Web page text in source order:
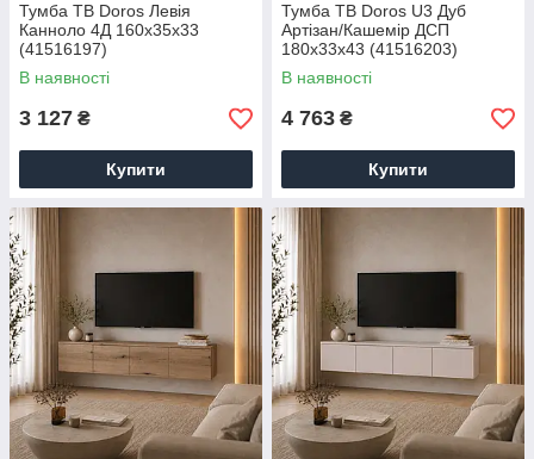
Тумба ТВ Doros Левія
Канноло 4Д 160х35х33
(41516197)
В наявності
3 127 ₴
Купити
Тумба ТВ Doros U3 Дуб
Артізан/Кашемір ДСП
180х33х43 (41516203)
В наявності
4 763 ₴
Купити